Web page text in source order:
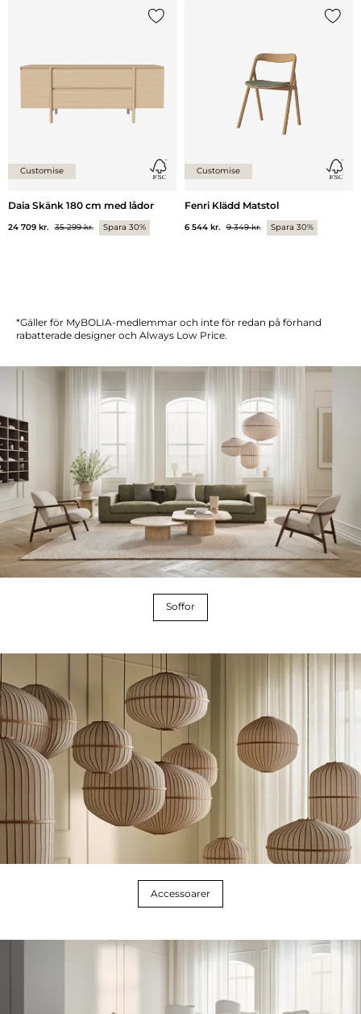
Customise
Daia Skänk 180 cm med lådor
24 709 kr. 35 299 kr. Spara 30%
Customise
Fenri Klädd Matstol
6 544 kr. 9 349 kr. Spara 30%
*Gäller för MyBOLIA-medlemmar och inte för redan på förhand
rabatterade designer och Always Low Price.
Soffor
Accessoarer